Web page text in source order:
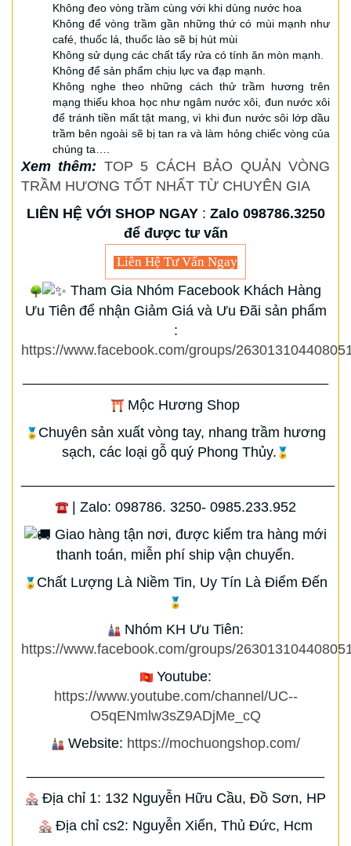
Không đeo vòng trầm cùng với khi dùng nước hoa
Không để vòng trầm gần những thứ có mùi mạnh như
café, thuốc lá, thuốc lào sẽ bị hút mùi
Không sử dụng các chất tẩy rửa có tính ăn mòn mạnh.
Không để sản phẩm chịu lực va đạp mạnh.
Không nghe theo những cách thử trầm hương trên
mạng thiếu khoa học như ngâm nước xôi, đun nước xôi
để tránh tiền mất tật mang, vì khi đun nước sôi lớp dầu
trầm bên ngoài sẽ bị tan ra và làm hỏng chiếc vòng của
chúng ta….
Xem thêm: TOP 5 CÁCH BẢO QUẢN VÒNG
TRẦM HƯƠNG TỐT NHẤT TỪ CHUYÊN GIA
LIÊN HỆ VỚI SHOP NGAY: Zalo 098786.3250
để được tư vấn
Liên Hệ Tư Vấn Ngay
Tham Gia Nhóm Facebook Khách Hàng
Ưu Tiên để nhận Giảm Giá và Ưu Đãi sản phẩm
:
https://www.facebook.com/groups/
Mộc Hương Shop
Chuyên sản xuất vòng tay, nhang trầm hương
sạch, các loại gỗ quý Phong Thủy.
| Zalo: 098786. 3250- 0985.233.952
Giao hàng tận nơi, được kiểm tra hàng mới
thanh toán, miễn phí ship vận chuyển.
Chất Lượng Là Niềm Tin, Uy Tín Là Điểm Đến
Nhóm KH Ưu Tiên:
https://www.facebook.com/groups/
Youtube:
https://www.youtube.com/channel/UC--
O5qENmlw3sZ9ADjMe_cQ
Website: https://mochuongshop.com/
Địa chỉ 1: 132 Nguyễn Hữu Cầu, Đồ Sơn, HP
Địa chỉ cs2: Nguyễn Xiển, Thủ Đức, Hcm